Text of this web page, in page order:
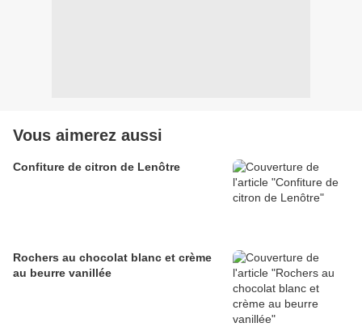
Vous aimerez aussi
Confiture de citron de Lenôtre
Rochers au chocolat blanc et crème
au beurre vanillée